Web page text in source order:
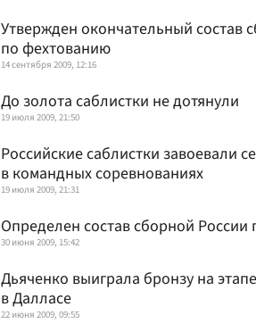
Утвержден окончательный состав
по фехтованию
14 сентября 2009, 12:16
До золота саблистки не дотянули
19 июля 2009, 21:50
Российские саблистки завоевали
в командных соревнованиях
19 июля 2009, 21:31
Определен состав сборной
30 июня 2009, 15:42
Дьяченко выиграла бронзу на
в Далласе
22 июня 2009, 09:55